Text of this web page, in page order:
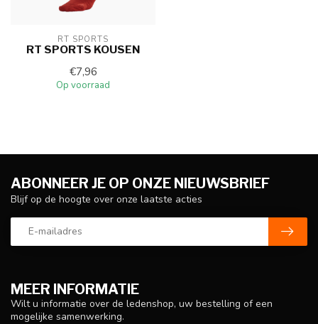
RT SPORTS
RT SPORTS KOUSEN
€7,96
Op voorraad
MEER INFORMATIE
Wilt u informatie over de ledenshop, uw bestelling of een
mogelijke samenwerking.
ABONNEER JE OP ONZE NIEUWSBRIEF
Blijf op de hoogte over onze laatste acties